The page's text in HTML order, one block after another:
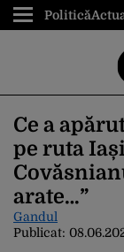
Politică
Ce a
pe ruta
arate…”
Gandul
Publicat: